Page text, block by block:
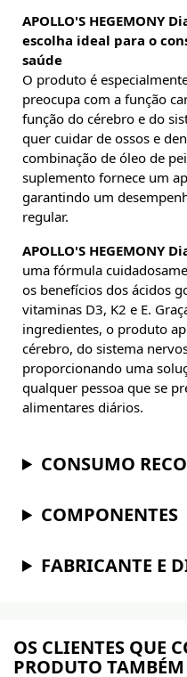
APOLLO'S HEGEMONY
escolha ideal para o
saúde
O produto é
preocupa com a função
função do cérebro e do
quer cuidar de ossos e
combinação de óleo de
suplemento fornece um
garantindo um
regular.
APOLLO'S HEGEMONY
uma fórmula
os benefícios dos ácidos
vitaminas D3, K2 e E.
ingredientes, o produto
cérebro, do sistema
proporcionando uma
qualquer pessoa que se
alimentares diários.
CONSUMO
COMPONENTES
FABRICANTE E
OS CLIENTES QUE
PRODUTO